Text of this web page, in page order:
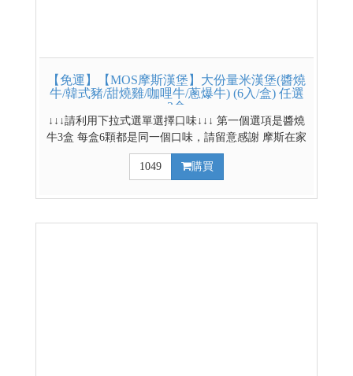
【免運】【MOS摩斯漢堡】大份量米漢堡(醬燒
牛/韓式豬/甜燒雞/咖哩牛/蔥爆牛) (6入/盒) 任選
3盒
↓↓↓請利用下拉式選單選擇口味↓↓↓ 第一個選項是醬燒
牛3盒 每盒6顆都是同一個口味，請留意感謝 摩斯在家
吃的到 大份量，2分鐘滿足味與胃 嚴選台南11號米
製作而成 品保層層把關，美味又安心 *低溫配送商品
1049 購買